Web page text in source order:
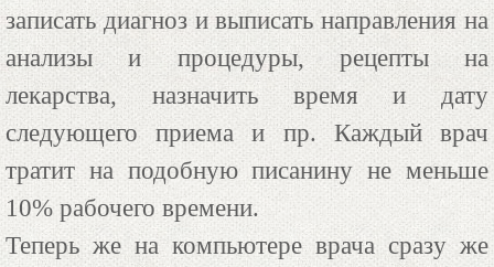
записать диагноз и выписать направления на
анализы и процедуры, рецепты на
лекарства, назначить время и дату
следующего приема и пр. Каждый врач
тратит на подобную писанину не меньше
10% рабочего времени.
Теперь же на компьютере врача сразу же